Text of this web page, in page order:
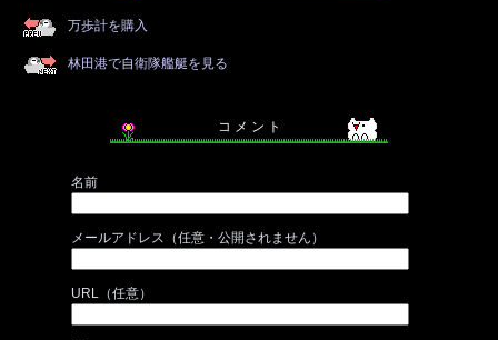
万歩計を購入
林田港で自衛隊艦艇を見る
コ メ ン ト
名前
メールアドレス（任意・公開されません）
URL（任意）